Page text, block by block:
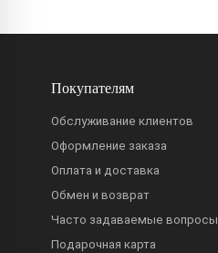
Покупателям
Обслуживание клиентов
Оформление заказа
Оплата и доставка
Обмен и возврат
Часто задаваемые вопросы
Подарочная карта